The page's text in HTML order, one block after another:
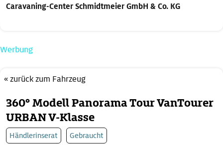
« zurück zum Fahrzeug
360° Modell Panorama Tour VanTourer
URBAN V-Klasse
Händlerinserat Gebraucht
Caravaning-Center Schmidtmeier GmbH & Co. KG
Werbung